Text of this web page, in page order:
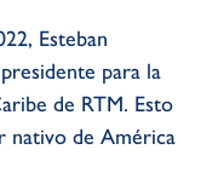
Esteban
para la
de RTM. Esto
nativo de América